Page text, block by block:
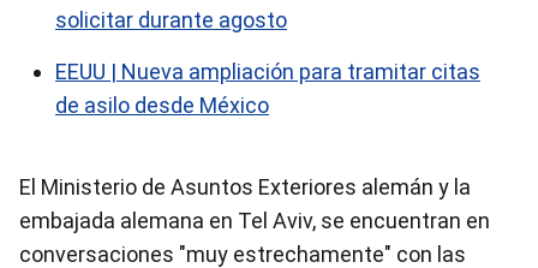
solicitar durante agosto
EEUU | Nueva ampliación para tramitar citas
de asilo desde México
El Ministerio de Asuntos Exteriores alemán y la
embajada alemana en Tel Aviv, se encuentran en
conversaciones "muy estrechamente" con las